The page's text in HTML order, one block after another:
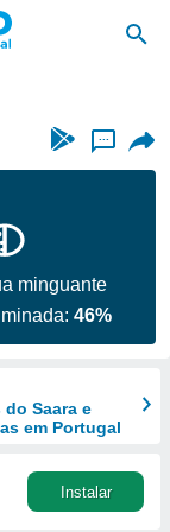
...
minguante
46%
Saara e
em Portugal
Instalar